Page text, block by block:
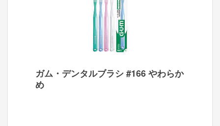
ガム・デンタルブラシ #166 やわらか
め